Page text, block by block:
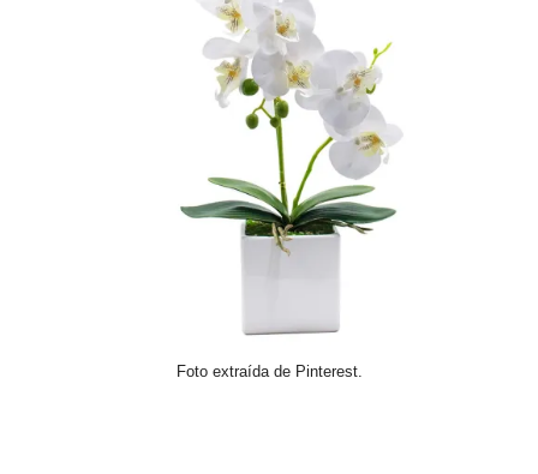
Foto extraída de Pinterest.